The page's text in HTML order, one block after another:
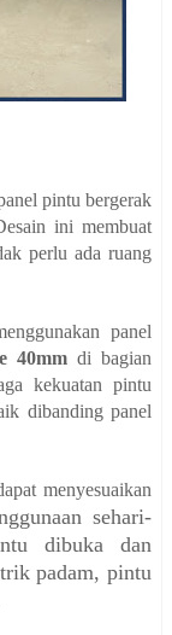
pintu bergerak
ini membuat
perlu ada ruang
panel
40mmdi bagian
kekuatan pintu
dibanding panel
menyesuaikan
sehari-
dibuka dan
padam, pintu